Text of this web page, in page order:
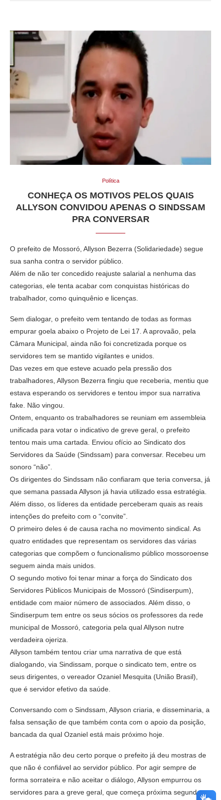
Política
CONHEÇA OS MOTIVOS PELOS QUAIS
ALLYSON CONVIDOU APENAS O SINDSSAM
PRA CONVERSAR
O prefeito de Mossoró, Allyson Bezerra (Solidariedade) segue
sua sanha contra o servidor público.
Além de não ter concedido reajuste salarial a nenhuma das
categorias, ele tenta acabar com conquistas históricas do
trabalhador, como quinquênio e licenças.
Sem dialogar, o prefeito vem tentando de todas as formas
empurar goela abaixo o Projeto de Lei 17. A aprovaão, pela
Câmara Municipal, ainda não foi concretizada porque os
servidores tem se mantido vigilantes e unidos.
Das vezes em que esteve acuado pela pressão dos
trabalhadores, Allyson Bezerra fingiu que receberia, mentiu que
estava esperando os servidores e tentou impor sua narrativa
fake. Não vingou.
Ontem, enquanto os trabalhadores se reuniam em assembleia
unificada para votar o indicativo de greve geral, o prefeito
tentou mais uma cartada. Enviou ofício ao Sindicato dos
Servidores da Saúde (Sindssam) para conversar. Recebeu um
sonoro “não”.
Os dirigentes do Sindssam não confiaram que teria conversa, já
que semana passada Allyson já havia utilizado essa estratégia.
Além disso, os líderes da entidade perceberam quais as reais
intenções do prefeito com o “convite”.
O primeiro deles é de causa racha no movimento sindical. As
quatro entidades que representam os servidores das várias
categorias que compõem o funcionalismo público mossoroense
seguem ainda mais unidos.
O segundo motivo foi tenar minar a força do Sindicato dos
Servidores Públicos Municipais de Mossoró (Sindiserpum),
entidade com maior número de associados. Além disso, o
Sindiserpum tem entre os seus sócios os professores da rede
municipal de Mossoró, categoria pela qual Allyson nutre
verdadeira ojeriza.
Allyson também tentou criar uma narrativa de que está
dialogando, via Sindissam, porque o sindicato tem, entre os
seus dirigentes, o vereador Ozaniel Mesquita (União Brasil),
que é servidor efetivo da saúde.
Conversando com o Sindssam, Allyson criaria, e disseminaria, a
falsa sensação de que também conta com o apoio da posição,
bancada da qual Ozaniel está mais próximo hoje.
A estratégia não deu certo porque o prefeito já deu mostras de
que não é confiável ao servidor público. Por agir sempre de
forma sorrateira e não aceitar o diálogo, Allyson empurrou os
servidores para a greve geral, que começa próxima segunda-